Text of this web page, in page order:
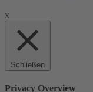
x
Schließen
Privacy Overview